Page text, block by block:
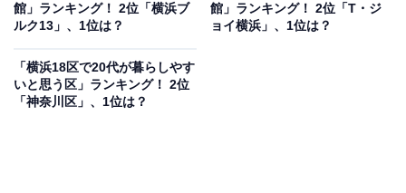
との買い物やお茶にも行きやすいから」（30代女性／神
奈川県）という声が上がっています。
館」ランキング！ 2位「横浜ブ
ルク13」、1位は？
館」ランキング！ 2位「T・ジ
ョイ横浜」、1位は？
「横浜18区で20代が暮らしやす
いと思う区」ランキング！ 2位
「神奈川区」、1位は？